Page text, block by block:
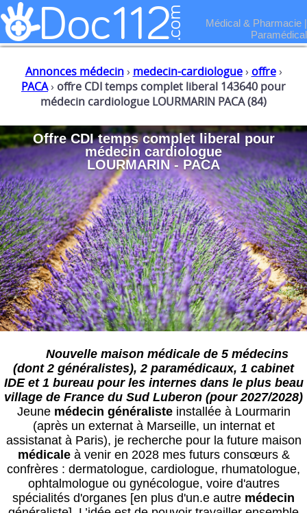
Médical & Pharmacie |
Paramédical
Annonces médecin › medecin-cardiologue › offre ›
PACA› offre CDI temps complet liberal 143640 pour
médecin cardiologue LOURMARIN PACA (84)
Offre CDI temps complet liberalpour
médecin cardiologue
LOURMARIN - PACA
Nouvelle maison médicale de 5 médecins
(dont 2 généralistes), 2 paramédicaux, 1 cabinet
IDE et 1 bureau pour les internes dans le plus beau
village de France du Sud Luberon (pour 2027/2028)
Jeune médecin généraliste installée à Lourmarin
(après un externat à Marseille, un internat et
assistanat à Paris), je recherche pour la future maison
médical eà venir en 2028 mes futurs consœurs &
confrères : dermatologue, cardiologue, rhumatologue,
ophtalmologue ou gynécologue, voire d'autres
spécialités d'organes [en plus d'un.e autre médecin